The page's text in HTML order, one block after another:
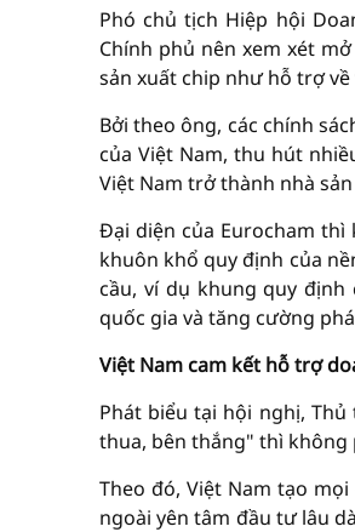
Phó chủ tịch Hiệp hội
Chính phủ nên xem xét
sản xuất chip như hỗ trợ về
Bởi theo ông, các chính
của Việt Nam, thu hút
Việt Nam trở thành nhà
Đại diện của Eurocham
khuôn khổ quy định của
cầu, ví dụ khung quy
quốc gia và tăng cường
Việt Nam cam kết hỗ trợ
Phát biểu tại hội nghị,
thua, bên thắng" thì không
Theo đó, Việt Nam tạo
ngoài yên tâm đầu tư lâu